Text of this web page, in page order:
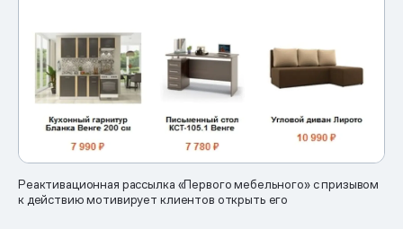
Реактивационная рассылка «Первого мебельного» с призывом
к действию мотивирует клиентов открыть его